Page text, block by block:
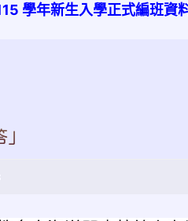
學年新生入學正式編班資